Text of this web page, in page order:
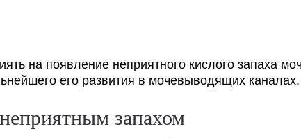
на появление неприятного кислого запаха
его развития в мочевыводящих каналах.
запахом